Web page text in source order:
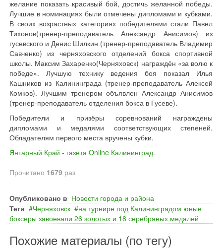
желание показать красивый бой, достичь желанной победы.
Лучшие в номинациях были отмечены дипломами и кубками.
В своих возрастных категориях победителями стали Павел
Тихонов(тренер-преподаватель Александр Анисимов) из
гусевского и Денис Шилкин (тренер-преподаватель Владимир
Савченко) из черняховского отделений бокса спортивной
школы. Максим Захаренко(Черняховск) награждён «за волю к
победе». Лучшую технику ведения боя показал Илья
Кашников из Калининграда (тренер-преподаватель Алексей
Комков). Лучшим тренером объявлен Александр Анисимов
(тренер-преподаватель отделения бокса в Гусеве).
Победители и призёры соревнований награждены
дипломами и медалями соответствующих степеней.
Обладателям первого места вручены кубки.
Янтарный Край - газета Online Калининград.
Прочитано 1679 раз
Опубликовано в Новости города и района
Теги
Черняховск
на турнире под Калининградом юные
боксеры завоевали 26 золотых и 18 серебряных медалей
Похожие материалы (по тегу)